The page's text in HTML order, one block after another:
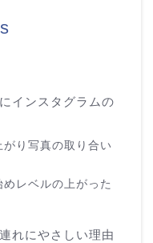
インスタグラムの
り写真の取り合い
レベルの上がった
れにやさしい理由